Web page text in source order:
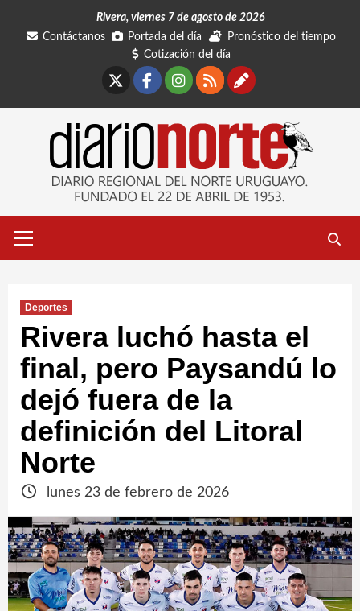
Rivera, viernes 7 de agosto de 2026
Contáctanos
Portada del día
Pronóstico del tiempo
Cotización del día
Facebook
Instagram
RSSContáctanos
primario
Deportes
Rivera luchó hasta el
final, pero Paysandú lo
dejó fuera de la
definición del Litoral
Norte
lunes 23 de febrero de 2026